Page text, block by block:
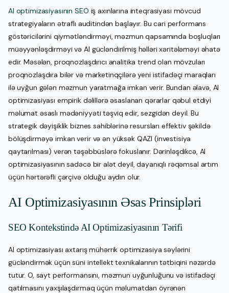
AI optimizasiyasının SEO iş axınlarına inteqrasiyası mövcud
strategiyaların ətraflı auditindən başlayır. Bu cari performans
göstəricilərini qiymətləndirməyi, məzmun qapsamında boşluqları
müəyyənləşdirməyi və AI gücləndirilmiş həlləri xəritələməyi əhatə
edir. Məsələn, proqnozlaşdırıcı analitika trend olan mövzuları
proqnozlaşdıra bilər və marketinqçilərə yeni istifadəçi maraqları
ilə uyğun gələn məzmun yaratmağa imkan verir. Bundan əlavə, AI
optimizasiyası empirik dəlillərə əsaslanan qərarlar qəbul etdiyi
məlumat əsaslı mədəniyyəti təşviq edir, sezgidən deyil. Bu
strategik dəyişiklik biznes sahiblərinə resursları effektiv şəkildə
bölüşdirməyə imkan verir və ən yüksək QAZI (investisiya
qaytarılması) verən təşəbbüslərə fokuslanır. Dərinləşdikcə, AI
optimizasiyasının sadəcə bir alət deyil, dayanıqlı rəqəmsal artım
üçün hərtərəfli çərçivə olduğu aydın olur.
AI Optimizasiyasının Əsas Prinsipləri
SEO Kontekstində AI Optimizasiyasının Tərifi
AI optimizasiyası axtarış mühərrik optimizasiya səylərini
gücləndirmək üçün süni intellekt texnikalarının tətbiqini nəzərdə
tutur. O, sayt performansını, məzmun uyğunluğunu və istifadəçi
qatılmasını yaxşılaşdırmaq üçün məlumatdan öyrənən